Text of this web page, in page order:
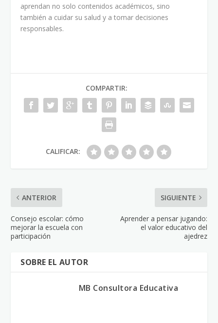
aprendan no solo contenidos académicos, sino
también a cuidar su salud y a tomar decisiones
responsables.
COMPARTIR:
CALIFICAR:
ANTERIOR
Consejo escolar: cómo
mejorar la escuela con
participación
SIGUIENTE
Aprender a pensar jugando:
el valor educativo del
ajedrez
SOBRE EL AUTOR
MB Consultora Educativa